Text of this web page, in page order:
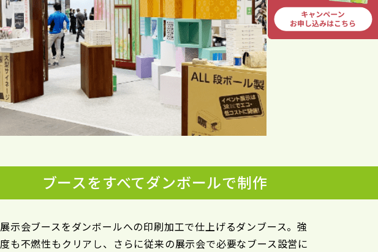
ブースをすべてダンボールで制作
展示会ブースをダンボールへの印刷加工で仕上げるダンブース。強
度も不燃性もクリアし、さらに従来の展示会で必要なブース設営に